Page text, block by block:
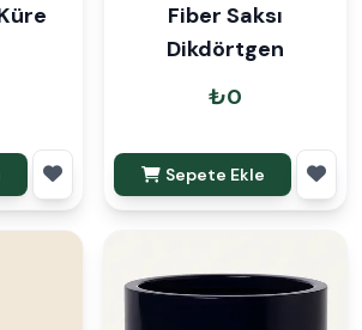
Fiber Saksı
Dikdörtgen
₺0
Sepete Ekle